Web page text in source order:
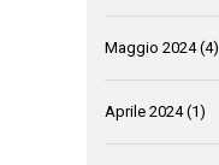
Maggio 2024(4)
Aprile 2024(1)